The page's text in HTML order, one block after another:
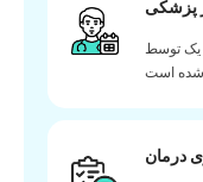
پزشکی
یک توسط
شده است
درمان